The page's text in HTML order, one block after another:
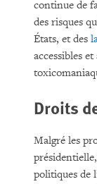
continue de
des risques
États, et des
accessibles
Droits
Malgré les
politiques de